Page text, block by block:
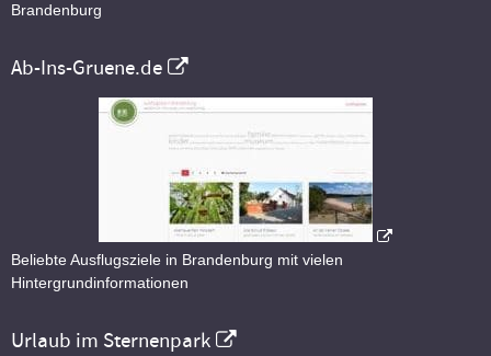
Brandenburg
Ab-Ins-Gruene.de
Beliebte Ausflugsziele in Brandenburg mit vielen
Hintergrundinformationen
Urlaub im Sternenpark